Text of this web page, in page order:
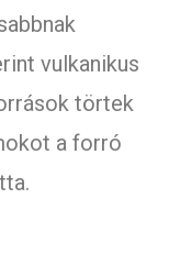
vulkanikus
törtek
a forró